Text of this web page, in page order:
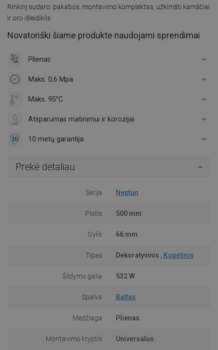
Rinkinį sudaro: pakabos, montavimo komplektas, užkimšti kamščiai
ir oro išleidiklis
Novatoriški šiame produkte naudojami sprendimai
Plienas
Maks. 0,6 Mpa
Maks. 95°C
Atsparumas matinimui ir korozijai
10 metų garantija
Prekė detaliau
Serija Neptun
Plotis 500 mm
Gylis 66 mm
Tipas Dekoratyvinis , Kopėtinis
Šildymo galia 532 W
Spalva Baltas
Medžiaga Plienas
Montavimo kryptis Universalus